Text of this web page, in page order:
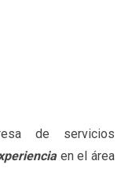
de servicios
en el área